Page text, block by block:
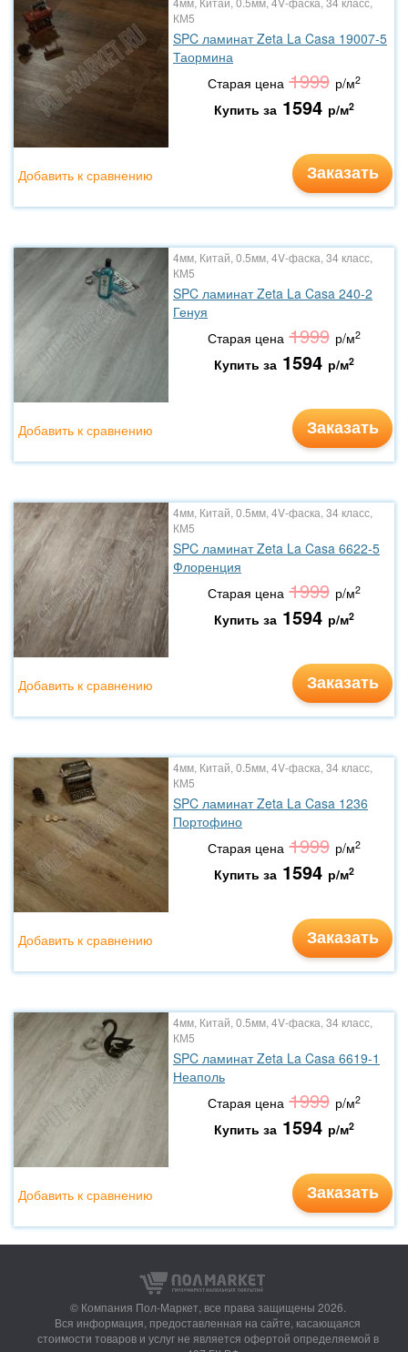
КМ5
SPC ламинат Zeta La Casa 19007-5
Таормина
Старая цена 1999 р/м2
Купить за 1594 р/м2
Заказать
Добавить к сравнению
4мм, Китай, 0.5мм, 4V-фаска, 34 класс,
КМ5
SPC ламинат Zeta La Casa 240-2
Генуя
Старая цена 1999 р/м2
Купить за 1594 р/м2
Заказать
Добавить к сравнению
4мм, Китай, 0.5мм, 4V-фаска, 34 класс,
КМ5
SPC ламинат Zeta La Casa 6622-5
Флоренция
Старая цена 1999 р/м2
Купить за 1594 р/м2
Заказать
Добавить к сравнению
4мм, Китай, 0.5мм, 4V-фаска, 34 класс,
КМ5
SPC ламинат Zeta La Casa 1236
Портофино
Старая цена 1999 р/м2
Купить за 1594 р/м2
Заказать
Добавить к сравнению
4мм, Китай, 0.5мм, 4V-фаска, 34 класс,
КМ5
SPC ламинат Zeta La Casa 6619-1
Неаполь
Старая цена 1999 р/м2
Купить за 1594 р/м2
Заказать
Добавить к сравнению
© Компания Пол-Маркет, все права защищены 2026.
Вся информация, предоставленная на сайте, касающаяся
стоимости товаров и услуг не является офертой определяемой в